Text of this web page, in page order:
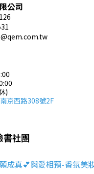
公司
)
京西路308號2F
社團
成真💕與愛相預-香氛美